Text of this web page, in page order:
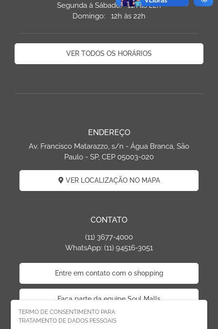
TERMO DE CONSENTIMENTO PARA
TRATAMENTO DE DADOS PESSOAIS
Segunda à Sábado: 11h às 22h
Domingo: 12h às 22h
VER TODOS OS HORÁRIOS
ENDEREÇO
Av. Francisco Matarazzo, s/n - Água Branca, São
Paulo - SP, CEP 05003-020
VER LOCALIZAÇÃO NO MAPA
CONTATO
(11) 3677-4000
WhatsApp: (11) 94516-3051
Entre em contato com o shopping
Faça parte da equipe Soul Malls
Faça parte da equipe West Plaza